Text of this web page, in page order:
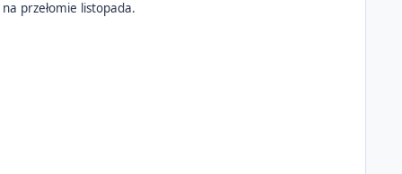
przełomie listopada.